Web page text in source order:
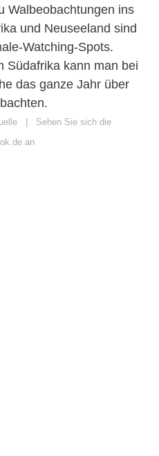
Walbeobachtungen ins
und Neuseeland sind
Watching-Spots.
Südafrika kann man bei
das ganze Jahr über
| Sehen Sie sich die
an